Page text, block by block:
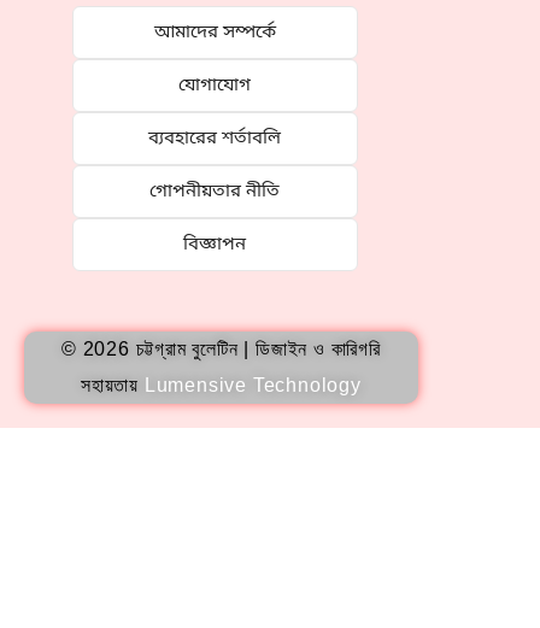
আমাদের সম্পর্কে
যোগাযোগ
ব্যবহারের শর্তাবলি
গোপনীয়তার নীতি
বিজ্ঞাপন
© 2026 চট্টগ্রাম বুলেটিন | ডিজাইন ও কারিগরি
সহায়তায়
Lumensive Technology